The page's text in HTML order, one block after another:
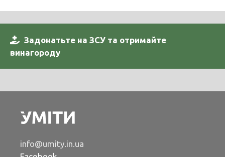
Задонатьте на ЗСУ та отримайте
винагороду
info@umity.in.ua